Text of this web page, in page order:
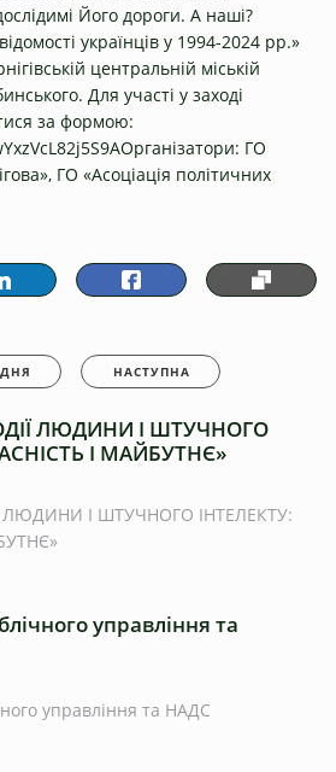
Його дороги. А наші?
українців у 1994-2024 рр.»
центральній міській
Для участі у заході
за формою:
ГО
ГО «Асоціація політичних
НАСТУПНА
ЛЮДИНИ І ШТУЧНОГО
І МАЙБУТНЄ»
ЛЮДИНИ І ШТУЧНОГО ІНТЕЛЕКТУ:
управління та
управління та НАДС